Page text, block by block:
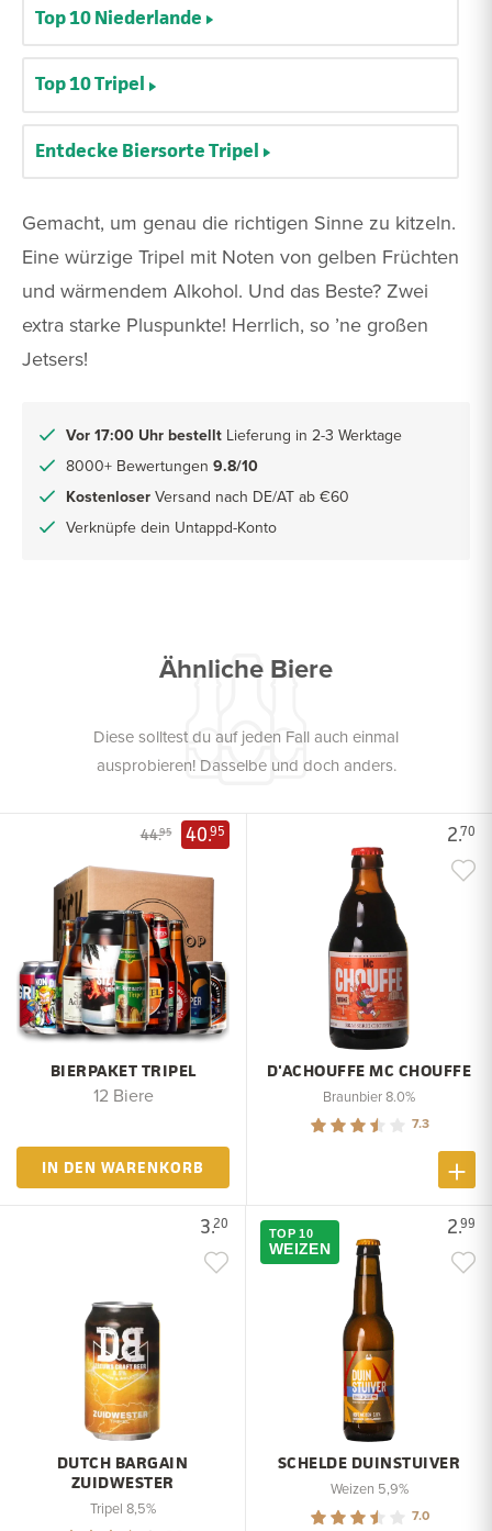
Gemacht, um genau die richtigen Sinne zu kitzeln.
Eine würzige Tripel mit Noten von gelben Früchten
und wärmendem Alkohol. Und das Beste? Zwei
extra starke Pluspunkte! Herrlich, so ’ne großen
Jetsers!
Vor 17:00 Uhr bestellt Lieferung in 2-3 Werktage
8000+ Bewertungen 9.8/10
Kostenloser Versand nach DE/AT ab €60
Verknüpfe dein Untappd-Konto
Top 10 Niederlande
Top 10 Tripel
Entdecke Biersorte Tripel
Ähnliche Biere
Diese solltest du auf jeden Fall auch einmal
ausprobieren! Dasselbe und doch anders.
44.95 40.95
BIERPAKET TRIPEL
12 Biere
IN DEN WARENKORB
2.70
D'ACHOUFFE MC CHOUFFE
Braunbier 8.0%
7.3
3.20
DUTCH BARGAIN
ZUIDWESTER
Tripel 8,5%
2.99
TOP 10
WEIZEN
SCHELDE DUINSTUIVER
Weizen 5,9%
7.0